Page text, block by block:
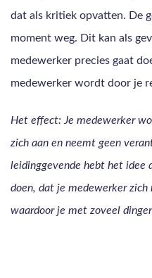
dat als kritiek opvatten. De
moment weg. Dit kan als
medewerker precies gaat
medewerker wordt door je
Het effect: Je medewerker
zich aan en neemt geen
leidinggevende hebt het
doen, dat je medewerker
waardoor je met zoveel